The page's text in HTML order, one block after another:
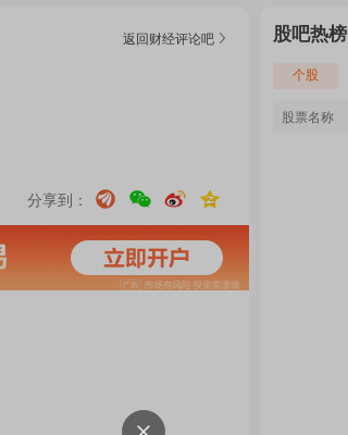
热
返回财经评论吧
分享到：
股吧热榜
个股
股票名称